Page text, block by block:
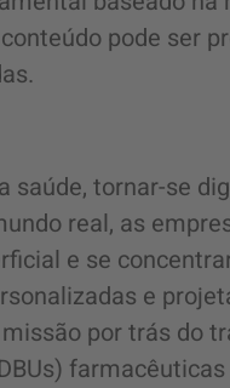
pode ser
saúde, tornar-se
real, as
e se
e
por trás do